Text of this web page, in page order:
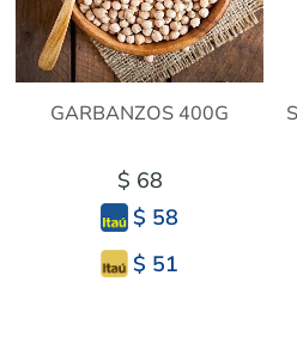
GARBANZOS 400G
$ 68
$ 58
$ 51